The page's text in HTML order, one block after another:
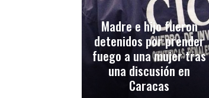
Madre e hijo fueron
detenidos por prender
fuego a una mujer tras
una discusión en
Caracas